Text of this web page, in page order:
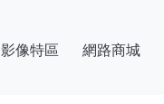
影像特區 網路商城